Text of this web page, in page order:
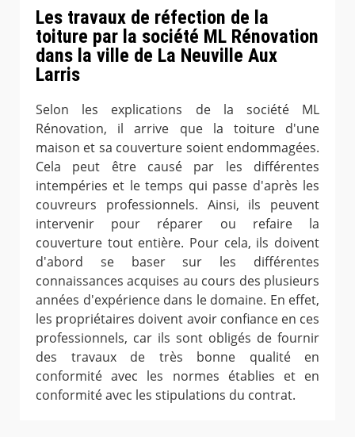
Les travaux de réfection de la
toiture par la société ML Rénovation
dans la ville de La Neuville Aux
Larris
Selon les explications de la société ML
Rénovation, il arrive que la toiture d'une
maison et sa couverture soient endommagées.
Cela peut être causé par les différentes
intempéries et le temps qui passe d'après les
couvreurs professionnels. Ainsi, ils peuvent
intervenir pour réparer ou refaire la
couverture tout entière. Pour cela, ils doivent
d'abord se baser sur les différentes
connaissances acquises au cours des plusieurs
années d'expérience dans le domaine. En effet,
les propriétaires doivent avoir confiance en ces
professionnels, car ils sont obligés de fournir
des travaux de très bonne qualité en
conformité avec les normes établies et en
conformité avec les stipulations du contrat.